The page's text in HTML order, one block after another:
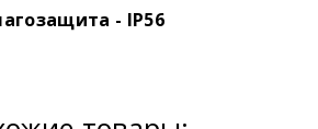
- IP56